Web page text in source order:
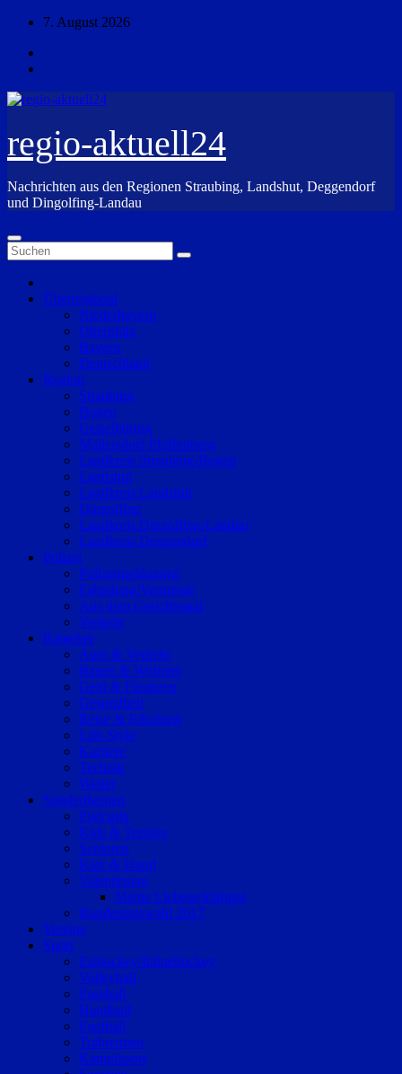
Zum
springen
7. August 2026
regio-aktuell24
Nachrichten aus den Regionen Straubing, Landshut, Deggendorf
und Dingolfing-Landau
Überregional
Niederbayern
Oberpfalz
Bayern
Deutschland
Region
Straubing
Bogen
Geiselhöring
Mallersdorf-Pfaffenberg
Landkreis Straubing-Bogen
Landshut
Landkreis Landshut
Dingolfing
Landkreis Dingolfing-Landau
Landkreis Deggendorf
Polizei
Polizeimeldungen
Fahndung/Vermisste
Aus dem Gerichtssaal
Verkehr
Ratgeber
Auto & Verkehr
Bauen & Wohnen
Geld & Finanzen
Gesundheit
Reise & Erholung
Life-Style
Karriere
Technik
Wetter
Sonderthemen
Podcasts
Kids & Teenies
Senioren
Katz & Hund
Valentinstag
Meine Liebeserklärung
Bundestagswahl 2017
Vereine
Sport
Eishockey/Inlinehockey
Volleyball
Fussball
Handball
Football
Trabrennen
Kampfsport